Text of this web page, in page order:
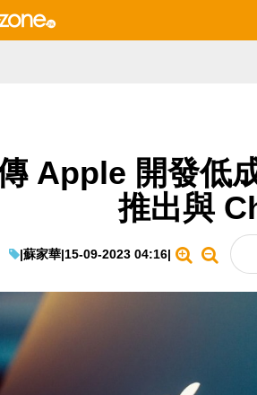
Apple 開發低
推出與
|蘇家華|15-09-2023 04:16|